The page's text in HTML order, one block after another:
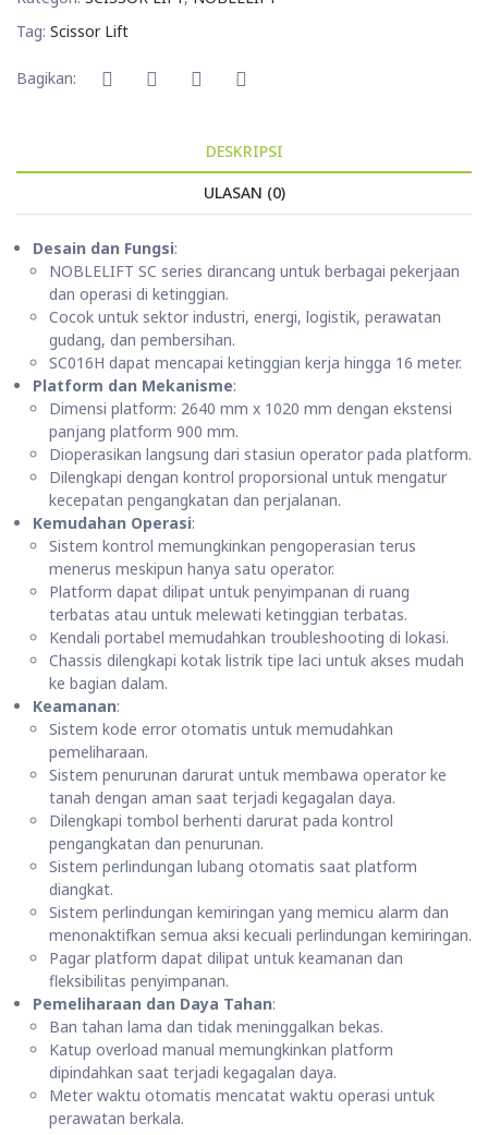
Tag: Scissor Lift
Bagikan:
DESKRIPSI
ULASAN (0)
Desain dan Fungsi:
NOBLELIFT SC series dirancang untuk berbagai pekerjaan
dan operasi di ketinggian.
Cocok untuk sektor industri, energi, logistik, perawatan
gudang, dan pembersihan.
SC016H dapat mencapai ketinggian kerja hingga 16 meter.
Platform dan Mekanisme:
Dimensi platform: 2640 mm x 1020 mm dengan ekstensi
panjang platform 900 mm.
Dioperasikan langsung dari stasiun operator pada platform.
Dilengkapi dengan kontrol proporsional untuk mengatur
kecepatan pengangkatan dan perjalanan.
Kemudahan Operasi:
Sistem kontrol memungkinkan pengoperasian terus
menerus meskipun hanya satu operator.
Platform dapat dilipat untuk penyimpanan di ruang
terbatas atau untuk melewati ketinggian terbatas.
Kendali portabel memudahkan troubleshooting di lokasi.
Chassis dilengkapi kotak listrik tipe laci untuk akses mudah
ke bagian dalam.
Keamanan:
Sistem kode error otomatis untuk memudahkan
pemeliharaan.
Sistem penurunan darurat untuk membawa operator ke
tanah dengan aman saat terjadi kegagalan daya.
Dilengkapi tombol berhenti darurat pada kontrol
pengangkatan dan penurunan.
Sistem perlindungan lubang otomatis saat platform
diangkat.
Sistem perlindungan kemiringan yang memicu alarm dan
menonaktifkan semua aksi kecuali perlindungan kemiringan.
Pagar platform dapat dilipat untuk keamanan dan
fleksibilitas penyimpanan.
Pemeliharaan dan Daya Tahan:
Ban tahan lama dan tidak meninggalkan bekas.
Katup overload manual memungkinkan platform
dipindahkan saat terjadi kegagalan daya.
Meter waktu otomatis mencatat waktu operasi untuk
perawatan berkala.